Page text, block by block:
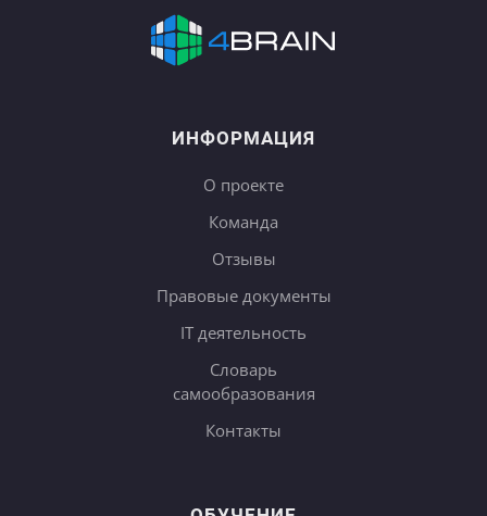
ИНФОРМАЦИЯ
О проекте
Команда
Отзывы
Правовые документы
IT деятельность
Словарь
самообразования
Контакты